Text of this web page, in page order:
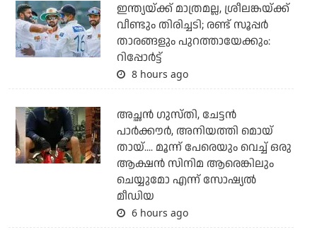
ഇന്ത്യയ്ക്ക് മാത്രമല്ല, ശ്രീലങ്കയ്ക്ക്
വീണ്ടും തിരിച്ചടി; രണ്ട് സൂപ്പര്‍
താരങ്ങളും പുറത്തായേക്കും:
റിപ്പോര്‍ട്ട്
8 hours ago
അച്ഛന്‍ ഗുസ്തി, ചേട്ടന്‍
പാര്‍ക്കൗര്‍, അനിയത്തി മൊയ്
തായ്.... മൂന്ന് പേരെയും വെച്ച് ഒരു
ആക്ഷന്‍ സിനിമ ആരെങ്കിലും
ചെയ്യുമോ എന്ന് സോഷ്യല്‍
മീഡിയ
6 hours ago